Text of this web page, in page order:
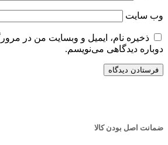
وب‌ سایت
ذخیره نام، ایمیل و وبسایت من در
دوباره دیدگاهی می‌نویسم.
ضمانت اصل بودن کالا